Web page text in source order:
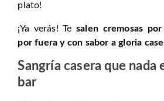
plato!
¡Ya verás! Tesalen cremosas
por fuera y con sabor a gloria
Sangría casera que nada
bar